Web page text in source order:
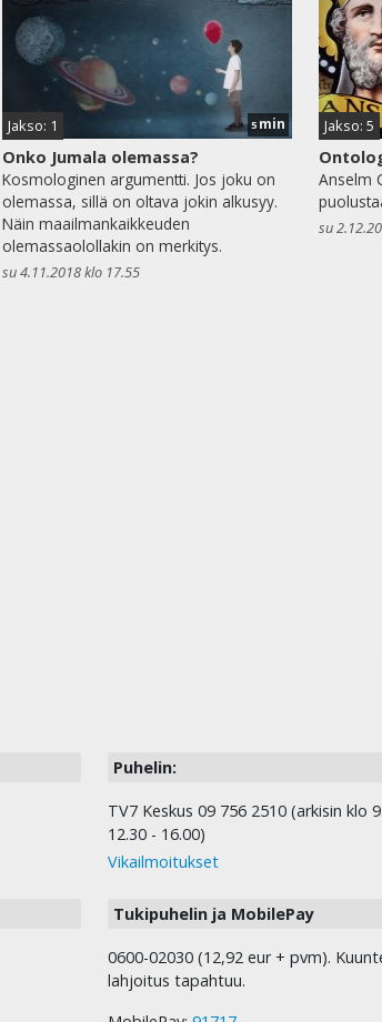
Jakso: 1 5 min
Onko Jumala olemassa?
Kosmologinen argumentti. Jos joku on
olemassa, sillä on oltava jokin alkusyy.
Näin maailmankaikkeuden
olemassaolollakin on merkitys.
su 4.11.2018 klo 17.55
Jakso: 5
Anselm
su
Puhelin:
TV7 Keskus 09 756 2510 (arkisin klo
12.30 - 16.00)
Vikailmoitukset
Tukipuhelin ja MobilePay
0600-02030 (12,92 eur + pvm).
lahjoitus tapahtuu.